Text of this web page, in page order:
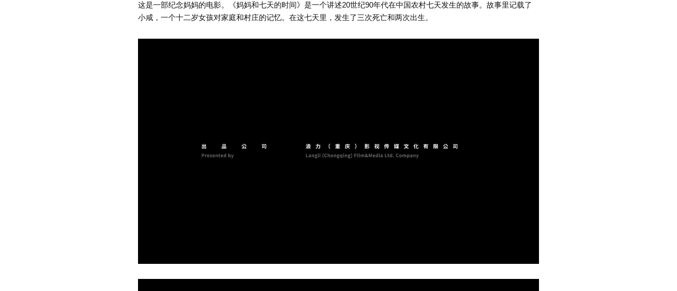
这是一部纪念妈妈的电影。《妈妈和七天的时间》是一个讲述20世纪90年代在中国农村七天发生的故事。故事里记载了
小咸，一个十二岁女孩对家庭和村庄的记忆。在这七天里，发生了三次死亡和两次出生。